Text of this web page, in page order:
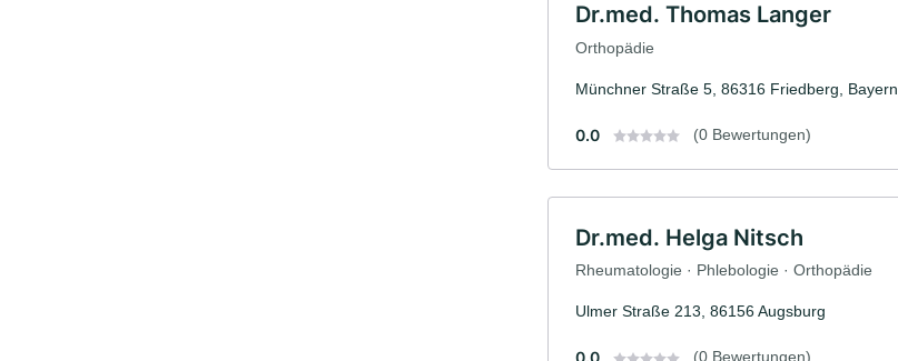
Dr.med. Thomas Langer
Orthopädie
Münchner Straße 5, 86316 Friedberg, Bayern
0.0 (0 Bewertungen)
Dr.med. Helga Nitsch
Rheumatologie · Phlebologie · Orthopädie
Ulmer Straße 213, 86156 Augsburg
(0 Bewertungen)